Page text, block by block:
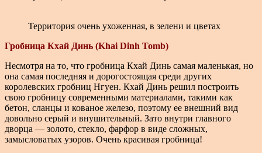
Территория очень ухоженная, в зелени и цветах
Гробница Кхай Динь (Khai Dinh Tomb)
Несмотря на то, что гробница Кхай Динь самая маленькая, но
она самая последняя и дорогостоящая среди других
королевских гробниц Нгуен. Кхай Динь решил построить
свою гробницу современными материалами, такими как
бетон, сланцы и кованое железо, поэтому ее внешний вид
довольно серый и внушительный. Зато внутри главного
дворца — золото, стекло, фарфор в виде сложных,
замысловатых узоров. Очень красивая гробница!